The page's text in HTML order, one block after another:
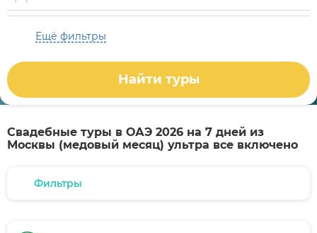
Ещё фильтры
Найти туры
Свадебные туры в ОАЭ 2026 на 7 дней из
Москвы (медовый месяц) ультра все включено
Фильтры